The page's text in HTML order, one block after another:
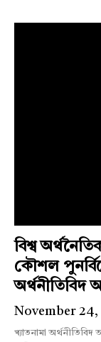
বিশ্ব
কৌশল
অর্থনীতিবিদ
November 24,
খ্যাতনামা